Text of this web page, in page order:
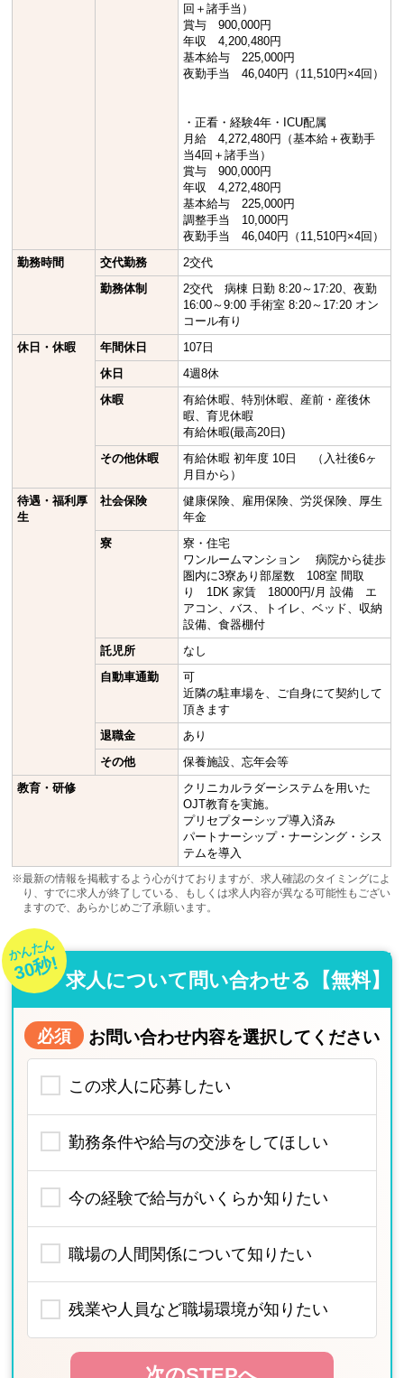
回＋諸手当）
賞与 900,000円
年収 4,200,480円
基本給与 225,000円
夜勤手当 46,040円（11,510円×4回）
・正看・経験4年・ICU配属
月給 4,272,480円（基本給＋夜勤手
当4回＋諸手当）
賞与 900,000円
年収 4,272,480円
基本給与 225,000円
調整手当 10,000円
夜勤手当 46,040円（11,510円×4回）
勤務時間
交代勤務
2交代
勤務体制
2交代 病棟 日勤 8:20～17:20、夜勤
16:00～9:00 手術室 8:20～17:20 オン
コール有り
休日・休暇
年間休日
107日
休日
4週8休
休暇
有給休暇、特別休暇、産前・産後休
暇、育児休暇
有給休暇(最高20日)
その他休暇
有給休暇 初年度 10日 （入社後6ヶ
月目から）
待遇・福利厚
生
社会保険
健康保険、雇用保険、労災保険、厚生
年金
寮
寮・住宅
ワンルームマンション 病院から徒歩
圏内に3寮あり部屋数 108室 間取
り 1DK 家賃 18000円/月 設備 エ
アコン、バス、トイレ、ベッド、収納
設備、食器棚付
託児所
なし
自動車通勤
可
近隣の駐車場を、ご自身にて契約して
頂きます
退職金
あり
その他
保養施設、忘年会等
教育・研修
クリニカルラダーシステムを用いた
OJT教育を実施。
プリセプターシップ導入済み
パートナーシップ・ナーシング・シス
テムを導入
※最新の情報を掲載するよう心がけておりますが、求人確認のタイミングによ
り、すでに求人が終了している、もしくは求人内容が異なる可能性もござい
ますので、あらかじめご了承願います。
かんたん
30秒! 求人について問い合わせる【無料】
必須 お問い合わせ内容を選択してください
この求人に応募したい
勤務条件や給与の交渉をしてほしい
今の経験で給与がいくらか知りたい
職場の人間関係について知りたい
残業や人員など職場環境が知りたい